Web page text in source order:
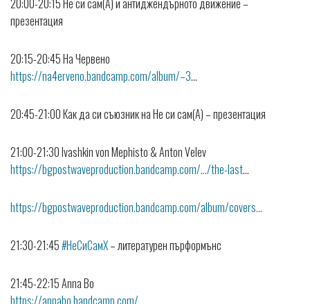
20:00-20:15 Не си сам(А) и антиджендърното движение –
презентация
20:15-20:45 На Червено
https://na4erveno.bandcamp.com/album/–3…
20:45-21:00 Как да си съюзник на Не си сам(А) – презентация
21:00-21:30 Ivashkin von Mephisto & Anton Velev
https://bgpostwaveproduction.bandcamp.com/…/the-last…
https://bgpostwaveproduction.bandcamp.com/album/covers…
21:30-21:45#НеСиСамХ– литературен пърформънс
21:45-22:15 Anna Bo
https://annabo.bandcamp.com/